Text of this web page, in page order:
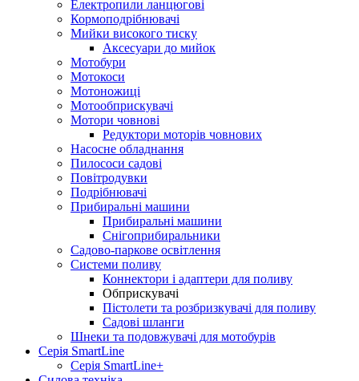
Електропили ланцюгові
Кормоподрібнювачі
Мийки високого тиску
Аксесуари до мийок
Мотобури
Мотокоси
Мотоножиці
Мотообприскувачі
Мотори човнові
Редуктори моторів човнових
Насосне обладнання
Пилососи садові
Повітродувки
Подрібнювачі
Прибиральні машини
Прибиральні машини
Снігоприбиральники
Садово-паркове освітлення
Системи поливу
Коннектори і адаптери для поливу
Обприскувачі
Пістолети та розбризкувачі для поливу
Садові шланги
Шнеки та подовжувачі для мотобурів
Серія SmartLine
Серія SmartLine+